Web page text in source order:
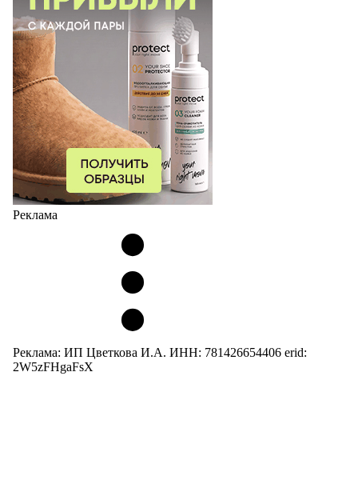
Реклама
Реклама: ИП Цветкова И.А. ИНН: 781426654406 erid:
2W5zFHgaFsX